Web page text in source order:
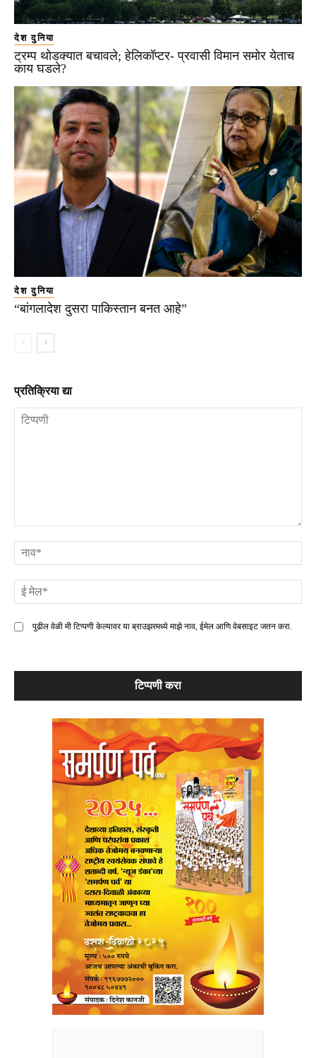
देश दुनिया
ट्रम्प थोडक्यात बचावले; हेलिकॉप्टर- प्रवासी विमान समोर येताच
काय घडले?
देश दुनिया
“बांगलादेश दुसरा पाकिस्तान बनत आहे”
प्रतिक्रिया द्या
पुढील वेळी मी टिप्पणी केल्यावर या ब्राउझरमध्ये माझे नाव, ईमेल आणि वेबसाइट जतन करा.